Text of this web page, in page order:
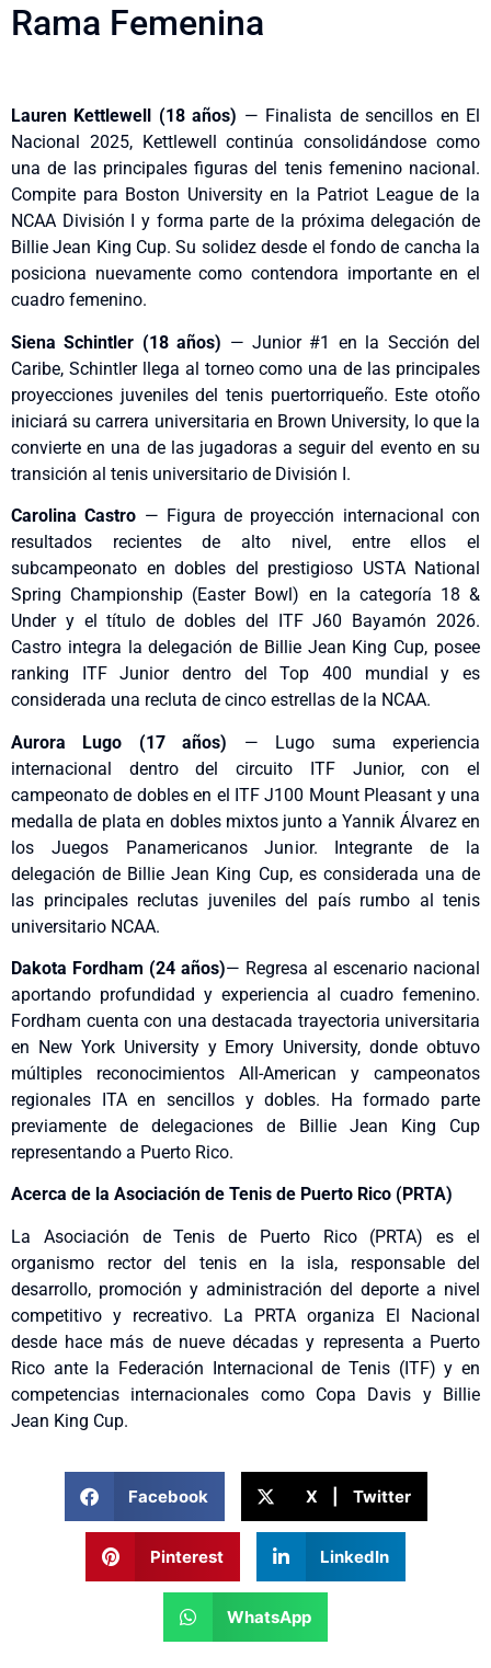
Rama Femenina
Lauren Kettlewell (18 años) — Finalista de sencillos en El
Nacional 2025, Kettlewell continúa consolidándose como
una de las principales figuras del tenis femenino nacional.
Compite para Boston University en la Patriot League de la
NCAA División I y forma parte de la próxima delegación de
Billie Jean King Cup. Su solidez desde el fondo de cancha la
posiciona nuevamente como contendora importante en el
cuadro femenino.
Siena Schintler (18 años) — Junior #1 en la Sección del
Caribe, Schintler llega al torneo como una de las principales
proyecciones juveniles del tenis puertorriqueño. Este otoño
iniciará su carrera universitaria en Brown University, lo que la
convierte en una de las jugadoras a seguir del evento en su
transición al tenis universitario de División I.
Carolina Castro — Figura de proyección internacional con
resultados recientes de alto nivel, entre ellos el
subcampeonato en dobles del prestigioso USTA National
Spring Championship (Easter Bowl) en la categoría 18 &
Under y el título de dobles del ITF J60 Bayamón 2026.
Castro integra la delegación de Billie Jean King Cup, posee
ranking ITF Junior dentro del Top 400 mundial y es
considerada una recluta de cinco estrellas de la NCAA.
Aurora Lugo (17 años) — Lugo suma experiencia
internacional dentro del circuito ITF Junior, con el
campeonato de dobles en el ITF J100 Mount Pleasant y una
medalla de plata en dobles mixtos junto a Yannik Álvarez en
los Juegos Panamericanos Junior. Integrante de la
delegación de Billie Jean King Cup, es considerada una de
las principales reclutas juveniles del país rumbo al tenis
universitario NCAA.
Dakota Fordham (24 años)— Regresa al escenario nacional
aportando profundidad y experiencia al cuadro femenino.
Fordham cuenta con una destacada trayectoria universitaria
en New York University y Emory University, donde obtuvo
múltiples reconocimientos All-American y campeonatos
regionales ITA en sencillos y dobles. Ha formado parte
previamente de delegaciones de Billie Jean King Cup
representando a Puerto Rico.
Acerca de la Asociación de Tenis de Puerto Rico (PRTA)
La Asociación de Tenis de Puerto Rico (PRTA) es el
organismo rector del tenis en la isla, responsable del
desarrollo, promoción y administración del deporte a nivel
competitivo y recreativo. La PRTA organiza El Nacional
desde hace más de nueve décadas y representa a Puerto
Rico ante la Federación Internacional de Tenis (ITF) y en
competencias internacionales como Copa Davis y Billie
Jean King Cup.
Facebook X | Twitter
Pinterest LinkedIn
WhatsApp